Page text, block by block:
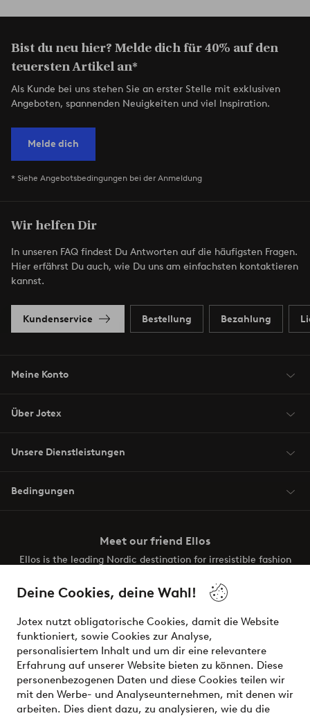
Deine Cookies, deine Wahl!
Jotex nutzt obligatorische Cookies, damit die Website
funktioniert, sowie Cookies zur Analyse,
personalisiertem Inhalt und um dir eine relevantere
Erfahrung auf unserer Website bieten zu können. Diese
personenbezogenen Daten und diese Cookies teilen wir
mit den Werbe- und Analyseunternehmen, mit denen wir
arbeiten. Dies dient dazu, zu analysieren, wie du die
Bist du neu hier? Melde dich für 40% auf den
teuersten Artikel an*
Als Kunde bei uns stehen Sie an erster Stelle mit exklusiven
Angeboten, spannenden Neuigkeiten und viel Inspiration.
Melde dich
* Siehe Angebotsbedingungen bei der Anmeldung
Wir helfen Dir
In unseren FAQ findest Du Antworten auf die häufigsten Fragen.
Hier erfährst Du auch, wie Du uns am einfachsten kontaktieren
kannst.
Kundenservice Bestellung Bezahlung
Meine Konto
Über Jotex
Unsere Dienstleistungen
Bedingungen
Meet our friend Ellos
Ellos is the leading Nordic destination for irresistible fashion
the latest trends, curated to make finding your next look
effortless. It’s all here.
Visit Ellos
Sichere Zahlungen - Jetzt bezahlen oder aufteilen